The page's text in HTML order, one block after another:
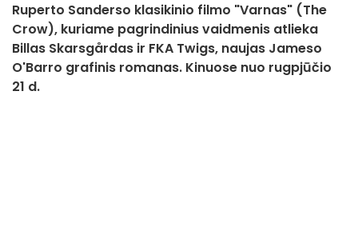
Ruperto Sanderso klasikinio filmo "Varnas" (The
Crow), kuriame pagrindinius vaidmenis atlieka
Billas Skarsgårdas ir FKA Twigs, naujas Jameso
O'Barro grafinis romanas. Kinuose nuo rugpjūčio
21 d.